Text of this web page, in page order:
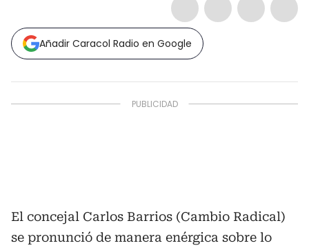
Añadir Caracol Radio en Google
El concejal Carlos Barrios (Cambio Radical)
se pronunció de manera enérgica sobre lo